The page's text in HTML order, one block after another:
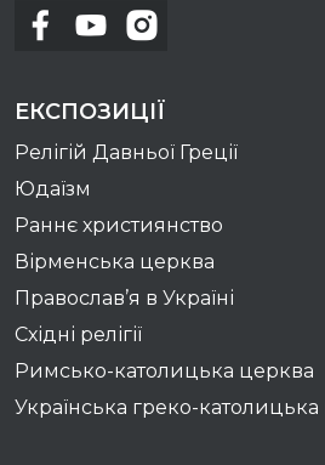
ЕКСПОЗИЦІЇ
Релігій Давньої Греції
Юдаїзм
Раннє християнство
Вірменська церква
Православ’я в Україні
Східні релігії
Римсько-католицька церква
Українська греко-